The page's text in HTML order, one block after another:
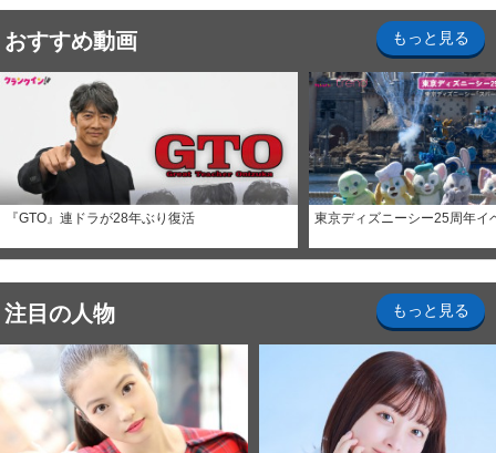
おすすめ動画 もっと見る
『GTO』連ドラが28年ぶり復活 東京ディズニーシー25周年イ
注目の人物 もっと見る